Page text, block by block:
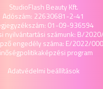
StudioFlash Beauty Kft.
Adószám: 22630681-2-41
01-09-936594
nyilvántartási számunk: B/
engedély száma: E/2022/
képzési program
Adatvédelmi beállítások